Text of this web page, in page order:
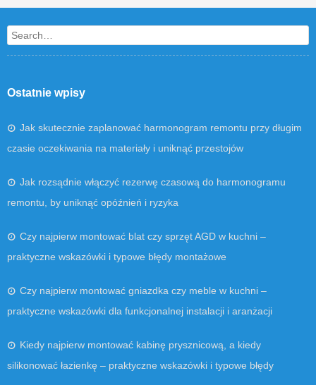
Search
Ostatnie wpisy
Jak skutecznie zaplanować harmonogram remontu przy długim
czasie oczekiwania na materiały i uniknąć przestojów
Jak rozsądnie włączyć rezerwę czasową do harmonogramu
remontu, by uniknąć opóźnień i ryzyka
Czy najpierw montować blat czy sprzęt AGD w kuchni –
praktyczne wskazówki i typowe błędy montażowe
Czy najpierw montować gniazdka czy meble w kuchni –
praktyczne wskazówki dla funkcjonalnej instalacji i aranżacji
Kiedy najpierw montować kabinę prysznicową, a kiedy
silikonować łazienkę – praktyczne wskazówki i typowe błędy